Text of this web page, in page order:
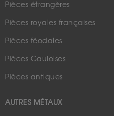
Pièces étrangères
Pièces royales françaises
Pièces féodales
Pièces Gauloises
Pièces antiques
AUTRES MÉTAUX